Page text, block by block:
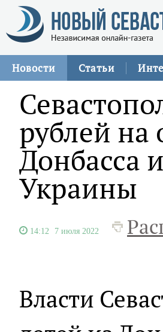
Новости Статьи
рублей на
Донбасса
Украины
14:12 7 июля 2022
Власти